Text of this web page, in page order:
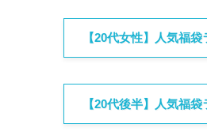
【20代女性】人気福袋
【20代後半】人気福袋